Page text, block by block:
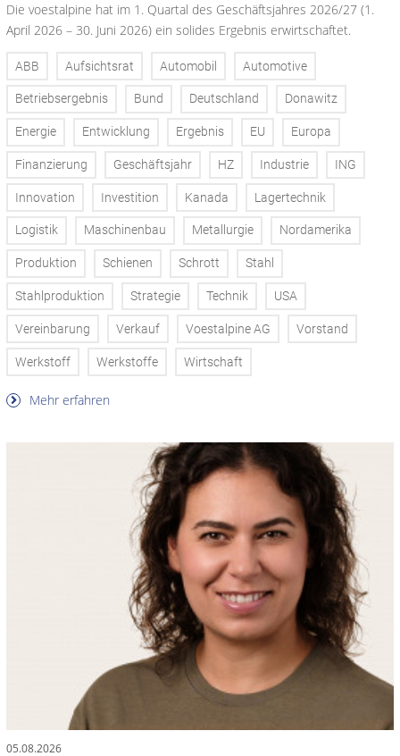
Die voestalpine hat im 1. Quartal des Geschäftsjahres 2026/27 (1.
April 2026 – 30. Juni 2026) ein solides Ergebnis erwirtschaftet.
ABB Aufsichtsrat Automobil Automotive
Betriebsergebnis Bund Deutschland Donawitz
Energie Entwicklung Ergebnis EU Europa
Finanzierung Geschäftsjahr HZ Industrie ING
Innovation Investition Kanada Lagertechnik
Logistik Maschinenbau Metallurgie Nordamerika
Produktion Schienen Schrott Stahl
Stahlproduktion Strategie Technik USA
Vereinbarung Verkauf Voestalpine AG Vorstand
Werkstoff Werkstoffe Wirtschaft
Mehr erfahren
05.08.2026